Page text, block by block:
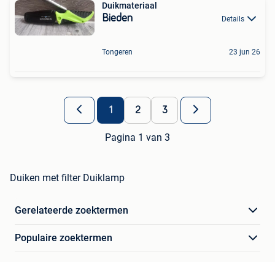
Duikmateriaal
Bieden Details
Tongeren 23 jun 26
1 2 3
Pagina 1 van 3
Duiken met filter Duiklamp
Gerelateerde zoektermen
Populaire zoektermen